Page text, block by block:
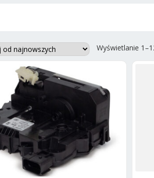
Wyświetlanie